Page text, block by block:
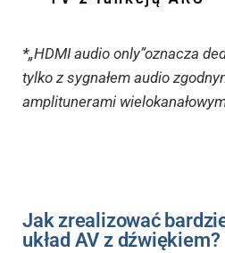
*„HDMI audio only”oznacza
tylko z sygnałem audio
amplitunerami
Jak zrealizować
układ AV z dźwiękiem?